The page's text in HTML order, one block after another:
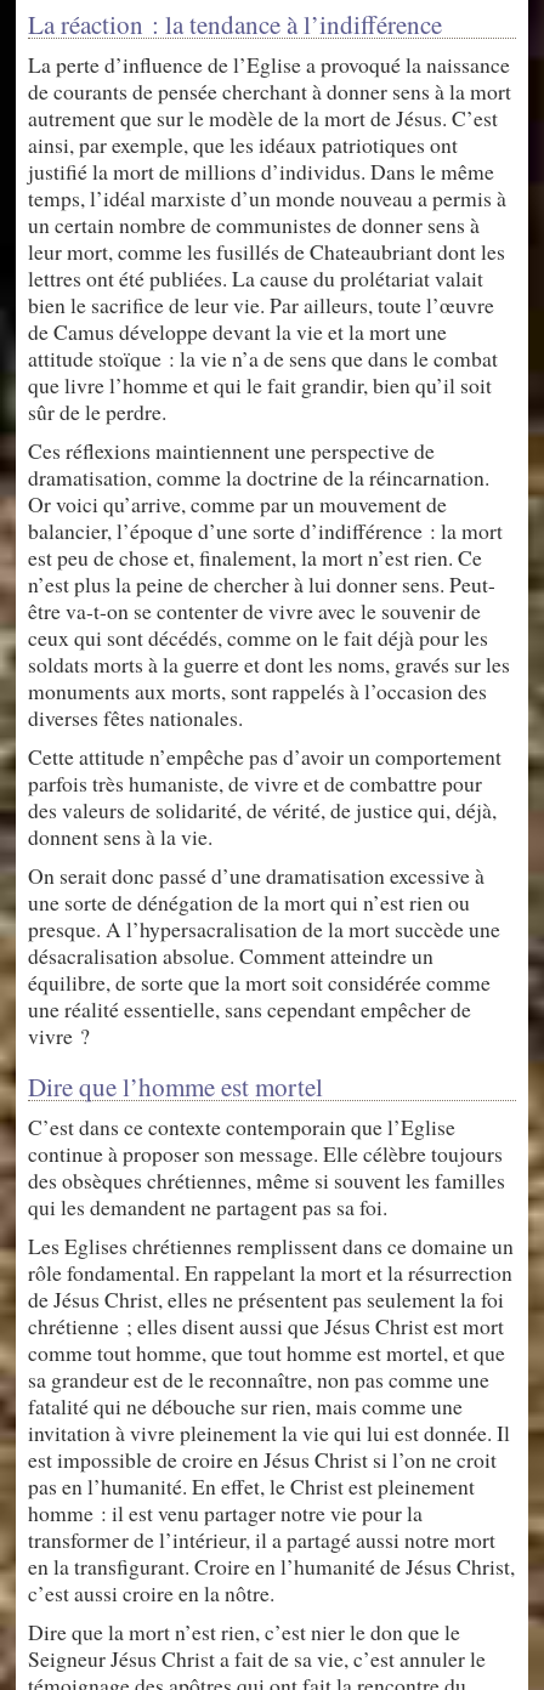
La réaction : la tendance à l’indifférence
La perte d’influence de l’Eglise a provoqué la naissance
de courants de pensée cherchant à donner sens à la mort
autrement que sur le modèle de la mort de Jésus. C’est
ainsi, par exemple, que les idéaux patriotiques ont
justifié la mort de millions d’individus. Dans le même
temps, l’idéal marxiste d’un monde nouveau a permis à
un certain nombre de communistes de donner sens à
leur mort, comme les fusillés de Chateaubriant dont les
lettres ont été publiées. La cause du prolétariat valait
bien le sacrifice de leur vie. Par ailleurs, toute l’œuvre
de Camus développe devant la vie et la mort une
attitude stoïque : la vie n’a de sens que dans le combat
que livre l’homme et qui le fait grandir, bien qu’il soit
sûr de le perdre.
Ces réflexions maintiennent une perspective de
dramatisation, comme la doctrine de la réincarnation.
Or voici qu’arrive, comme par un mouvement de
balancier, l’époque d’une sorte d’indifférence : la mort
est peu de chose et, finalement, la mort n’est rien. Ce
n’est plus la peine de chercher à lui donner sens. Peut-
être va-t-on se contenter de vivre avec le souvenir de
ceux qui sont décédés, comme on le fait déjà pour les
soldats morts à la guerre et dont les noms, gravés sur les
monuments aux morts, sont rappelés à l’occasion des
diverses fêtes nationales.
Cette attitude n’empêche pas d’avoir un comportement
parfois très humaniste, de vivre et de combattre pour
des valeurs de solidarité, de vérité, de justice qui, déjà,
donnent sens à la vie.
On serait donc passé d’une dramatisation excessive à
une sorte de dénégation de la mort qui n’est rien ou
presque. A l’hypersacralisation de la mort succède une
désacralisation absolue. Comment atteindre un
équilibre, de sorte que la mort soit considérée comme
une réalité essentielle, sans cependant empêcher de
vivre ?
Dire que l’homme est mortel
C’est dans ce contexte contemporain que l’Eglise
continue à proposer son message. Elle célèbre toujours
des obsèques chrétiennes, même si souvent les familles
qui les demandent ne partagent pas sa foi.
Les Eglises chrétiennes remplissent dans ce domaine un
rôle fondamental. En rappelant la mort et la résurrection
de Jésus Christ, elles ne présentent pas seulement la foi
chrétienne ; elles disent aussi que Jésus Christ est mort
comme tout homme, que tout homme est mortel, et que
sa grandeur est de le reconnaître, non pas comme une
fatalité qui ne débouche sur rien, mais comme une
invitation à vivre pleinement la vie qui lui est donnée. Il
est impossible de croire en Jésus Christ si l’on ne croit
pas en l’humanité. En effet, le Christ est pleinement
homme : il est venu partager notre vie pour la
transformer de l’intérieur, il a partagé aussi notre mort
en la transfigurant. Croire en l’humanité de Jésus Christ,
c’est aussi croire en la nôtre.
Dire que la mort n’est rien, c’est nier le don que le
Seigneur Jésus Christ a fait de sa vie, c’est annuler le